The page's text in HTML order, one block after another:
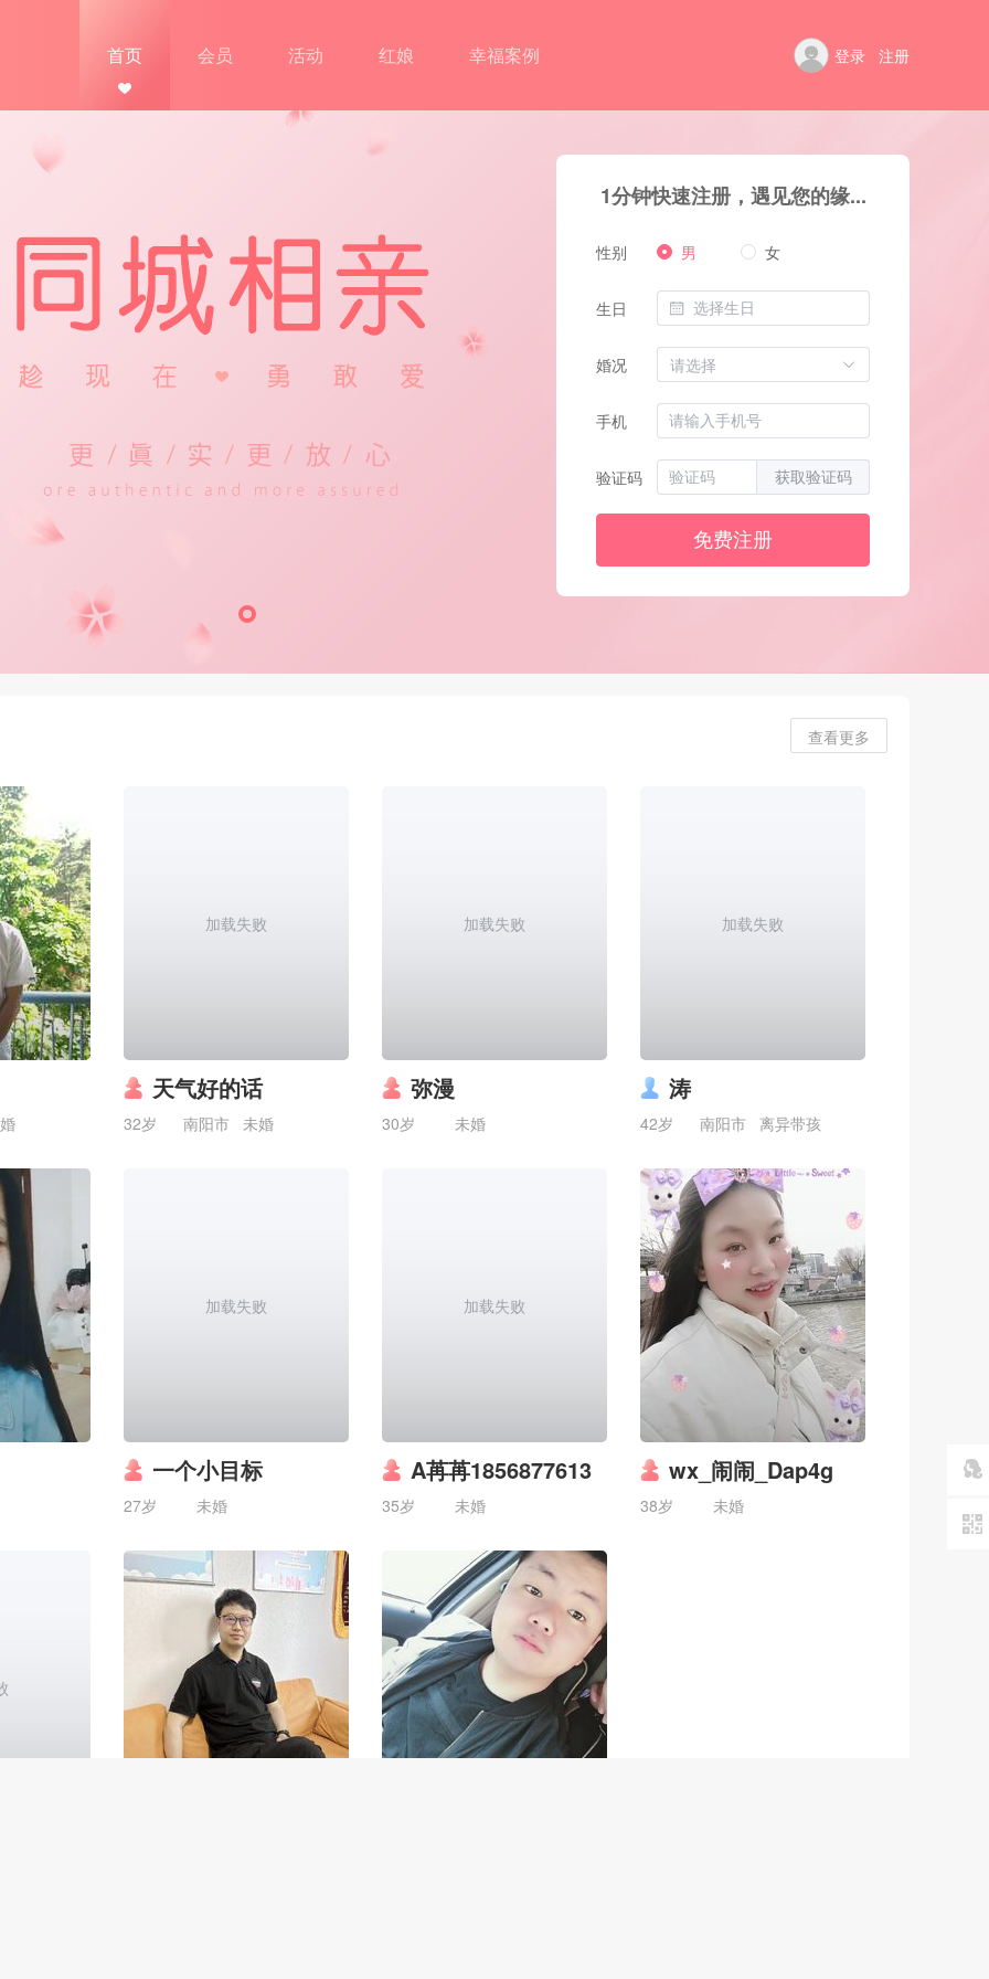
首页 会员 活动 红娘 幸福案例 登录 注册
1分钟快速注册，遇见您的缘...
性别 男 女
生日
婚况 请选择
手机
验证码 获取验证码
免费注册
查看更多
加载失败
天气好的话
32岁 南阳市 未婚
加载失败
弥漫
30岁 未婚
加载失败
涛
42岁 南阳市 离异带孩
加载失败
一个小目标
27岁 未婚
加载失败
A苒苒1856877613
35岁 未婚
wx_闹闹_Dap4g
38岁 未婚